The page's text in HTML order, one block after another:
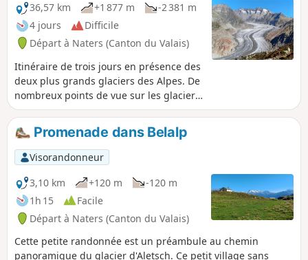
36,57 km
+1 877 m
-2 381 m
4 jours
Difficile
Départ à Naters (Canton du Valais)
Itinéraire de trois jours en présence des
deux plus grands glaciers des Alpes. De
nombreux points de vue sur les glaciers
des Alpes et aussi sur des sommets de
trois et quatre mille mètres du Valais
comme le Cervin, le Weisshorn ou
encore le Fletschhorn.
Promenade dans Belalp
Visorandonneur
3,10 km
+120 m
-120 m
1h 15
Facile
Départ à Naters (Canton du Valais)
Cette petite randonnée est un préambule au chemin
panoramique du glacier d'Aletsch. Ce petit village sans